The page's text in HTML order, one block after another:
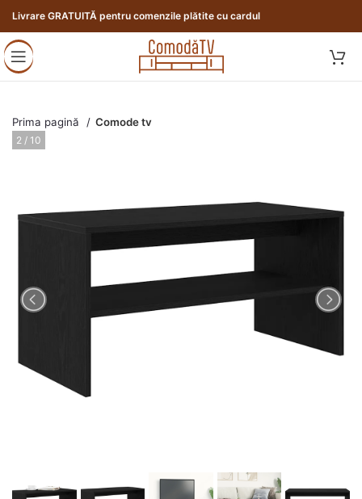
Livrare GRATUITĂ pentru comenzile plătite cu cardul
Prima pagină Comode tv
3 / 10